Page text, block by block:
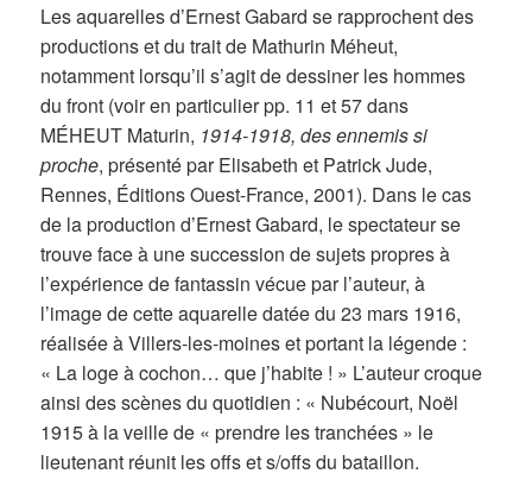
Les aquarelles d’Ernest Gabard se rapprochent des
productions et du trait de Mathurin Méheut,
notamment lorsqu’il s’agit de dessiner les hommes
du front (voir en particulier pp. 11 et 57 dans
MÉHEUT Maturin, 1914-1918, des ennemis si
proche, présenté par Elisabeth et Patrick Jude,
Rennes, Éditions Ouest-France, 2001). Dans le cas
de la production d’Ernest Gabard, le spectateur se
trouve face à une succession de sujets propres à
l’expérience de fantassin vécue par l’auteur, à
l’image de cette aquarelle datée du 23 mars 1916,
réalisée à Villers-les-moines et portant la légende :
« La loge à cochon… que j’habite ! » L’auteur croque
ainsi des scènes du quotidien : « Nubécourt, Noël
1915 à la veille de « prendre les tranchées » le
lieutenant réunit les offs et s/offs du bataillon.